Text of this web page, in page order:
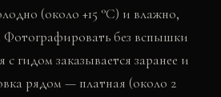
(около +15 °C) и влажно,
Фотографировать без вспышки
гидом заказывается заранее и
рядом — платная (около 2